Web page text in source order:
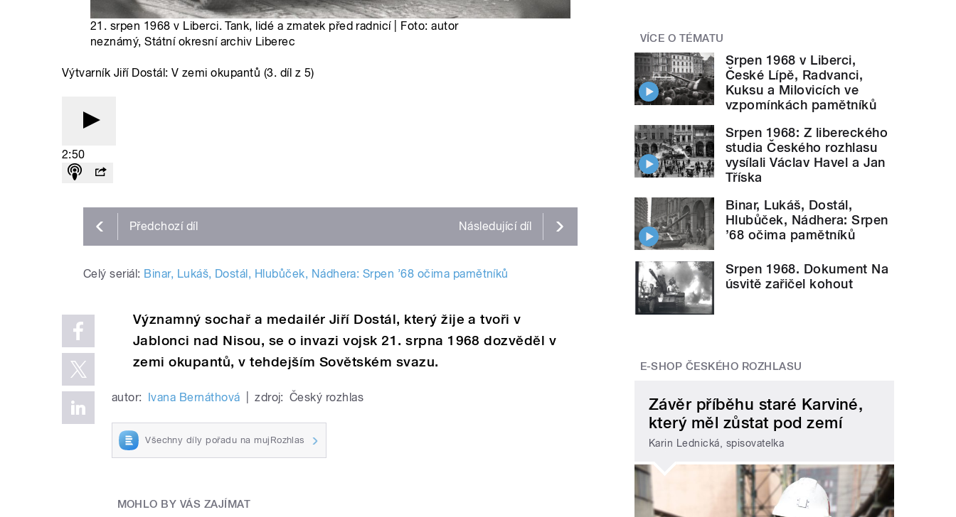
21. srpen 1968 v Liberci. Tank, lidé a zmatek před radnicí | Foto: autor
neznámý, Státní okresní archiv Liberec
Výtvarník Jiří Dostál: V zemi okupantů (3. díl z 5)
2:50
Předchozí díl Následující díl
Celý seriál: Binar, Lukáš, Dostál, Hlubůček, Nádhera: Srpen ’68 očima pamětníků
Významný sochař a medailér Jiří Dostál, který žije a tvoři v
Jablonci nad Nisou, se o invazi vojsk 21. srpna 1968 dozvěděl v
zemi okupantů, v tehdejším Sovětském svazu.
autor: Ivana Bernáthová zdroj: Český rozhlas
Všechny díly pořadu na mujRozhlas
MOHLO BY VÁS ZAJÍMAT
VÍCE O TÉMATU
Srpen 1968 v Liberci,
České Lípě, Radvanci,
Kuksu a Milovicích ve
vzpomínkách pamětníků
Srpen 1968: Z libereckého
studia Českého rozhlasu
vysílali Václav Havel a Jan
Tříska
Binar, Lukáš, Dostál,
Hlubůček, Nádhera: Srpen
’68 očima pamětníků
Srpen 1968. Dokument Na
úsvitě zařičel kohout
E-SHOP ČESKÉHO ROZHLASU
Závěr příběhu staré Karviné,
který měl zůstat pod zemí
Karin Lednická, spisovatelka